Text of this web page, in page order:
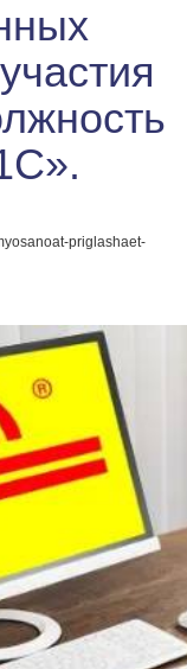
priglashaet-